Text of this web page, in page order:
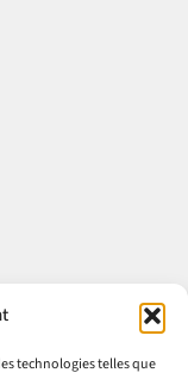
technologies telles que